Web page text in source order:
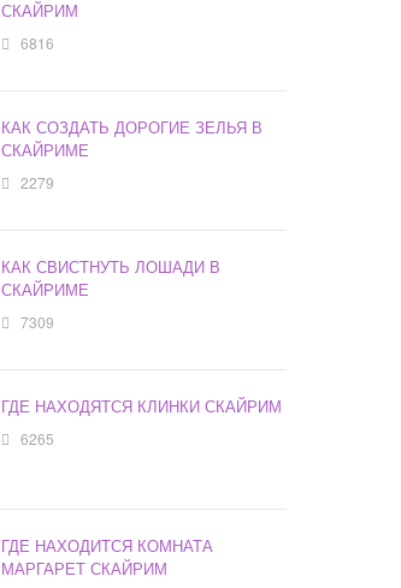
СКАЙРИМ
6816
КАК СОЗДАТЬ ДОРОГИЕ ЗЕЛЬЯ В
СКАЙРИМЕ
2279
КАК СВИСТНУТЬ ЛОШАДИ В
СКАЙРИМЕ
7309
ГДЕ НАХОДЯТСЯ КЛИНКИ СКАЙРИМ
6265
ГДЕ НАХОДИТСЯ КОМНАТА
МАРГАРЕТ СКАЙРИМ